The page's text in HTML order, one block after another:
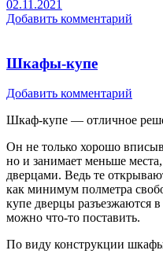
02.11.2021
Добавить комментарий
Шкафы-купе
Добавить комментарий
Шкаф-купе — отличное
Он не только хорошо
но и занимает меньше
дверцами. Ведь те
как минимум полметра
купе дверцы разъезжаются
можно что-то поставить.
По виду конструкции